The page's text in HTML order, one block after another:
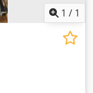
1 / 1